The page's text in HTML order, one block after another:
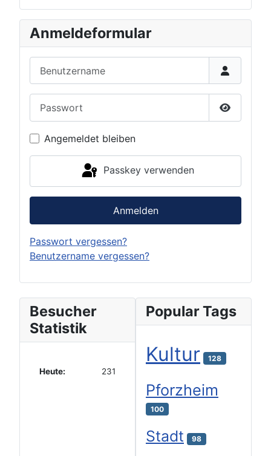
Anmeldeformular
Passwort
Angemeldet bleiben
Passkey verwenden
Anmelden
Passwort vergessen?
Benutzername vergessen?
Besucher
Statistik
Heute: 231
Popular Tags
Kultur 128
Pforzheim
100
Stadt 98